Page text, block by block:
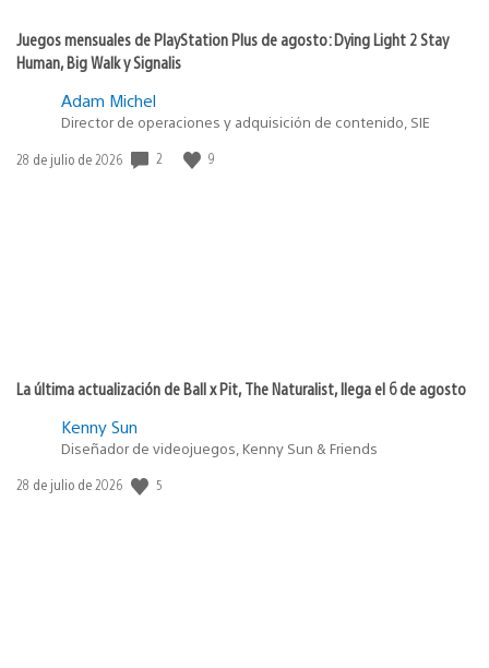
Juegos mensuales de PlayStation Plus de agosto: Dying Light 2 Stay
Human, Big Walk y Signalis
Adam Michel
Director de operaciones y adquisición de contenido, SIE
Fecha
28 de julio de 2026 2 9
La última actualización de Ball x Pit, The Naturalist, llega el 6 de agosto
Kenny Sun
Diseñador de videojuegos, Kenny Sun & Friends
Fecha
28 de julio de 2026 5